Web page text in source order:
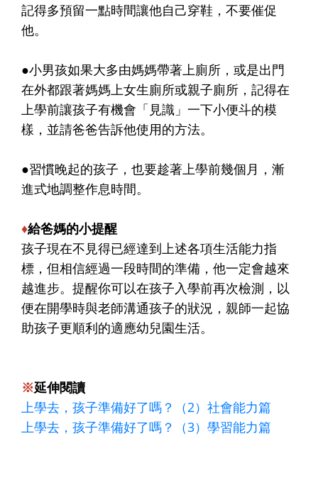
記得多預留一點時間讓他自己穿鞋，不要催促
他。
●小男孩如果大多由媽媽帶著上廁所，或是出門
在外都跟著媽媽上女生廁所或親子廁所，記得在
上學前讓孩子有機會「見識」一下小便斗的模
樣，並請爸爸告訴他使用的方法。
●習慣晚起的孩子，也要趁著上學前幾個月，漸
進式地調整作息時間。
♦給爸媽的小提醒
孩子現在不見得已經達到上述各項生活能力指
標，但相信經過一段時間的準備，他一定會越來
越進步。提醒你可以在孩子入學前再次檢測，以
便在開學時與老師溝通孩子的狀況，親師一起協
助孩子更順利的適應幼兒園生活。
※延伸閱讀
上學去，孩子準備好了嗎？（2）社會能力篇
上學去，孩子準備好了嗎？（3）學習能力篇